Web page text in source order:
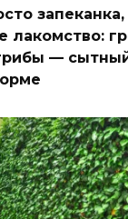
запеканка,
лакомство:
—